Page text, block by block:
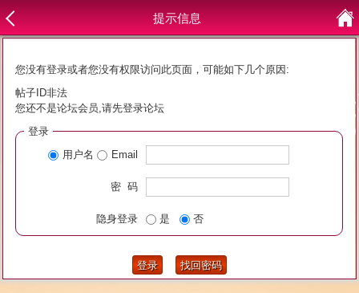
提示信息
您没有登录或者您没有权限访问此页面，可能如下几个原因:
帖子ID非法
您还不是论坛会员,请先登录论坛
登录
用户名
Email
密 码
隐身登录 是 否